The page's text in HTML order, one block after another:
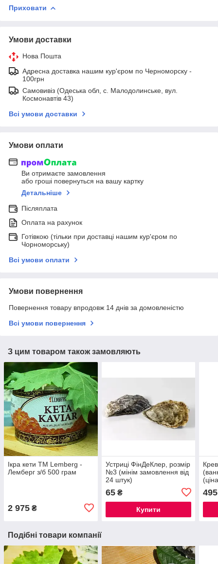
Приховати
Умови доставки
Нова Пошта
Адресна доставка нашим кур'єром по Черноморску -
100грн
Самовивіз (Одеська обл, с. Малодолинське, вул.
Космонавтів 43)
Всі умови доставки
Умови оплати
Ви отримаєте замовлення
або гроші повернуться на вашу картку
Детальніше
Післяплата
Оплата на рахунок
Готівкою (тільки при доставці нашим кур'єром по
Чорноморську)
Всі умови оплати
Умови повернення
Повернення товару впродовж 14 днів за домовленістю
Всі умови повернення
З цим товаром також замовляють
Ікра кети ТМ Lemberg -
Лемберг з/б 500 грам
2 975 ₴
Устриці ФінДеКлер, розмір
№3 (мінім замовлення від
24 штук)
65₴
Купити
495
Подібні товари компанії